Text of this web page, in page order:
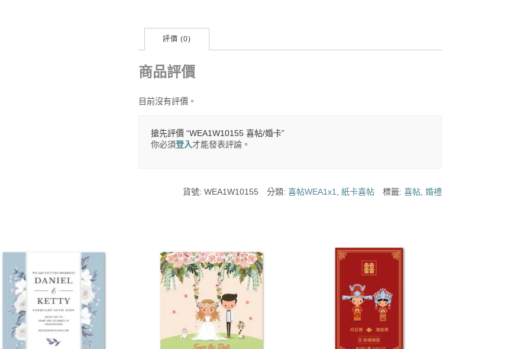
評價 (0)
商品評價
目前沒有評價。
搶先評價 “WEA1W10155 喜帖/婚卡”
你必須登入才能發表評論。
貨號: WEA1W10155 分類:喜帖WEA1x1,紙卡喜帖 標籤:喜帖,婚禮